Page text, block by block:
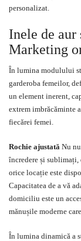
personalizat.
Inele de aur
Marketing
În lumina modulului
garderoba femeilor,
un element inerent,
extrem imbrăcăminte
fiecărei femei.
Rochie ajustată Nu
încredere și sublimați,
orice locație este
Capacitatea de a vă
domiciliu este un
mănușile moderne
În lumina dinamică a